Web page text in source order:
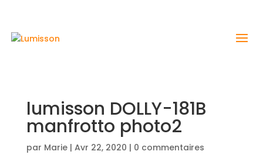
lumisson DOLLY-181B
manfrotto photo2
par Marie| Avr 22, 2020 | 0 commentaires